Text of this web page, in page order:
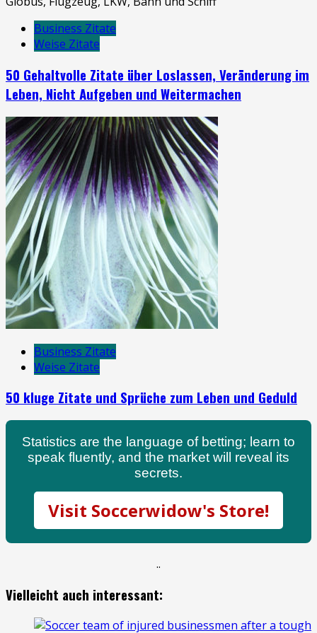
Business Zitate
Weise Zitate
50 Gehaltvolle Zitate über Loslassen, Veränderung im
Leben, Nicht Aufgeben und Weitermachen
Business Zitate
Weise Zitate
50 kluge Zitate und Sprüche zum Leben und Geduld
Statistics are the language of betting; learn to
speak fluently, and the market will reveal its
secrets.
Visit Soccerwidow's Store!
..
Vielleicht auch interessant: